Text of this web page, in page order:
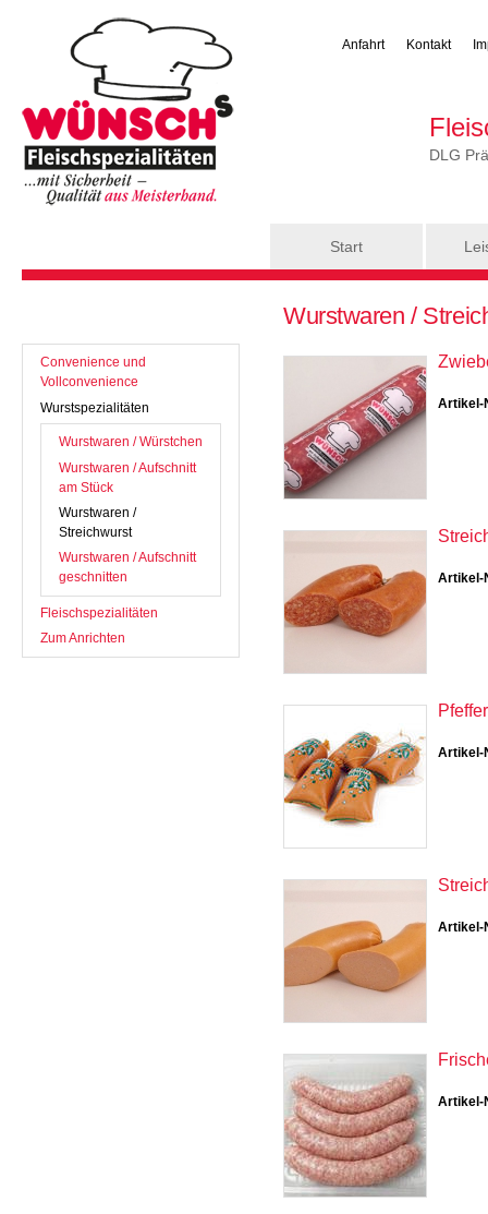
Anfahrt Kontakt
DLG
Start
Convenience und
Vollconvenience
Wurstspezialitäten
Wurstwaren / Würstchen
Wurstwaren / Aufschnitt
am Stück
Wurstwaren /
Streichwurst
Wurstwaren / Aufschnitt
geschnitten
Fleischspezialitäten
Zum Anrichten
Wurstwaren /
Artikel-
Artikel-
Artikel-
Artikel-
Artikel-